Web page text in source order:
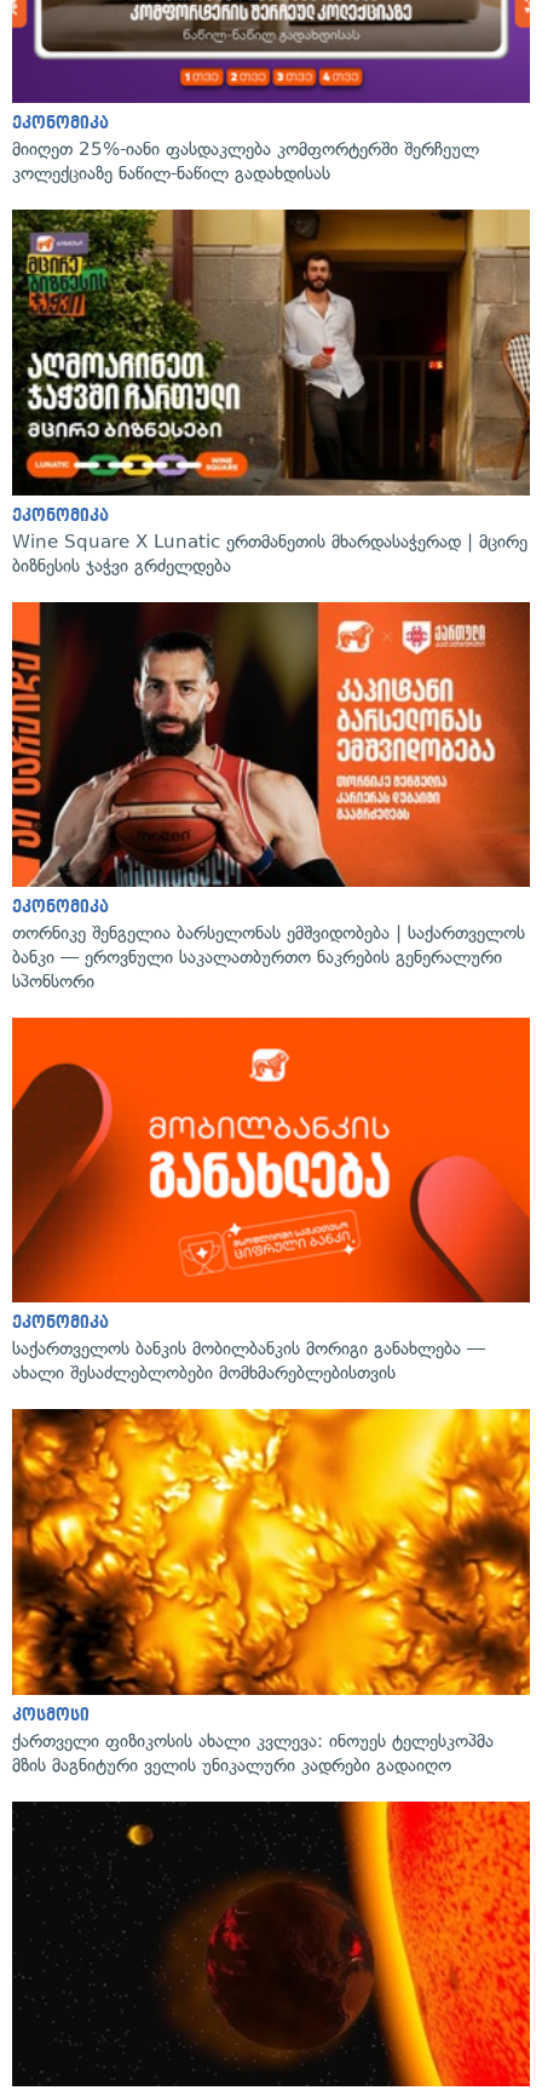
ეკონომიკა
მიიღეთ 25%-იანი ფასდაკლება კომფორტერში შერჩეულ
კოლექციაზე ნაწილ-ნაწილ გადახდისას
ეკონომიკა
Wine Square X Lunatic ერთმანეთის მხარდასაჭერად | მცირე
ბიზნესის ჯაჭვი გრძელდება
ეკონომიკა
თორნიკე შენგელია ბარსელონას ემშვიდობება | საქართველოს
ბანკი — ეროვნული საკალათბურთო ნაკრების გენერალური
სპონსორი
ეკონომიკა
საქართველოს ბანკის მობილბანკის მორიგი განახლება —
ახალი შესაძლებლობები მომხმარებლებისთვის
კოსმოსი
ქართველი ფიზიკოსის ახალი კვლევა: ინოუეს ტელესკოპმა
მზის მაგნიტური ველის უნიკალური კადრები გადაიღო